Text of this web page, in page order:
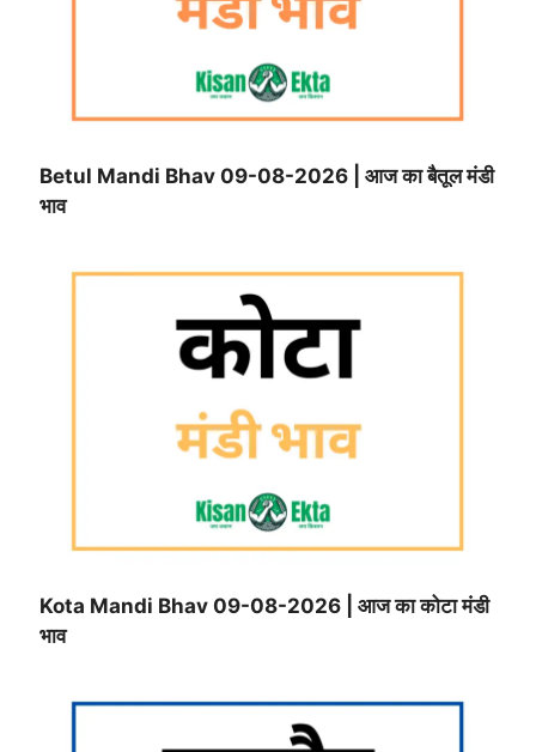
Betul Mandi Bhav 09-08-2026 | आज का बैतूल मंडी
भाव
Kota Mandi Bhav 09-08-2026 | आज का कोटा मंडी
भाव